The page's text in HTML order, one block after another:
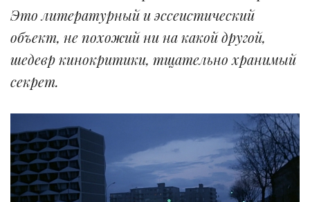
Это литературный и эссеистический
объект, не похожий ни на какой другой,
шедевр кинокритики, тщательно хранимый
секрет.